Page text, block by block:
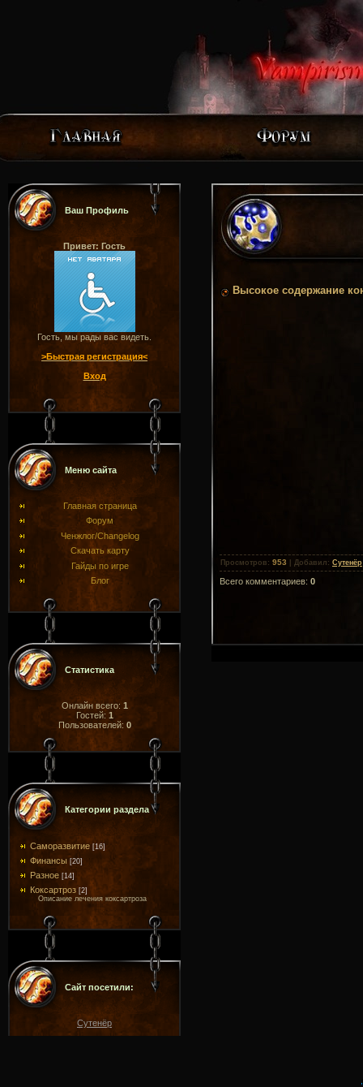
Ваш Профиль
Привет: Гость
Гость, мы рады вас видеть.
>Быстрая регистрация<
Вход
Меню сайта
Главная страница
Форум
Ченжлог/Changelog
Скачать карту
Гайды по игре
Блог
Статистика
Онлайн всего: 1
Гостей: 1
Пользователей: 0
Категории раздела
Саморазвитие [16]
Финансы [20]
Разное [14]
Коксартроз [2]
Описание лечения коксартроза
Сайт посетили:
Сутенёр
Высокое содержание
Просмотров : 953 Добавил : Сутенёр
Всего комментариев: 0